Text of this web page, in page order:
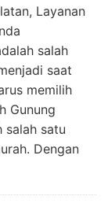
Layanan
salah
saat
memilih
Gunung
salah satu
Dengan